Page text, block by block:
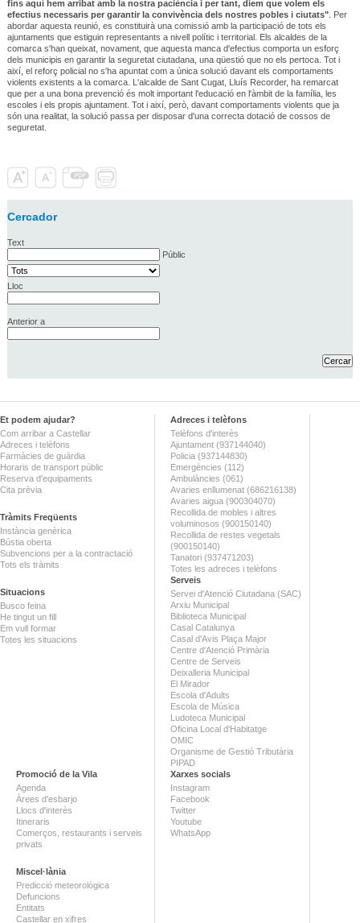
fins aquí hem arribat amb la nostra paciència i per tant, diem que volem els
efectius necessaris per garantir la convivència dels nostres pobles i ciutats". Per
abordar aquesta reunió, es constituirà una comissió amb la participació de tots els
ajuntaments que estiguin representants a nivell polític i territorial. Els alcaldes de la
comarca s'han queixat, novament, que aquesta manca d'efectius comporta un esforç
dels municipis en garantir la seguretat ciutadana, una qüestió que no els pertoca. Tot i
així, el reforç policial no s'ha apuntat com a única solució davant els comportaments
violents existents a la comarca. L'alcalde de Sant Cugat, Lluís Recorder, ha remarcat
que per a una bona prevenció és molt important l'educació en l'àmbit de la família, les
escoles i els propis ajuntament. Tot i així, però, davant comportaments violents que ja
són una realitat, la solució passa per disposar d'una correcta dotació de cossos de
seguretat.
Cercador
Text
Públic
Lloc
Anterior a
Et podem ajudar?
Com arribar a Castellar
Adreces i telèfons
Farmàcies de guàrdia
Horaris de transport públic
Reserva d'equipaments
Cita prèvia
Tràmits Freqüents
Instància genèrica
Bústia oberta
Subvencions per a la contractació
Tots els tràmits
Situacions
Busco feina
He tingut un fill
Em vull formar
Totes les situacions
Adreces i telèfons
Telèfons d'interès
Ajuntament (937144040)
Policia (937144830)
Emergències (112)
Ambulàncies (061)
Avaries enllumenat (686216138)
Avaries aigua (900304070)
Recollida de mobles i altres
voluminosos (900150140)
Recollida de restes vegetals
(900150140)
Tanatori (937471203)
Totes les adreces i telèfons
Serveis
Servei d'Atenció Ciutadana (SAC)
Arxiu Municipal
Biblioteca Municipal
Casal Catalunya
Casal d'Avis Plaça Major
Centre d'Atenció Primària
Centre de Serveis
Deixalleria Municipal
El Mirador
Escola d'Adults
Escola de Música
Ludoteca Municipal
Oficina Local d'Habitatge
OMIC
Organisme de Gestió Tributària
PIPAD
Promoció de la Vila
Agenda
Àrees d'esbarjo
Llocs d'interès
Itineraris
Comerços, restaurants i serveis
privats
Miscel·lània
Predicció meteorològica
Defuncions
Entitats
Castellar en xifres
Xarxes socials
Instagram
Facebook
Twitter
Youtube
WhatsApp